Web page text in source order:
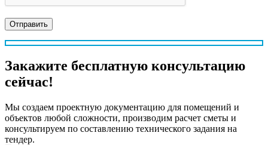
Закажите бесплатную консультацию
сейчас!
Мы создаем проектную документацию для помещений и
объектов любой сложности, производим расчет сметы и
консультируем по составлению технического задания на
тендер.